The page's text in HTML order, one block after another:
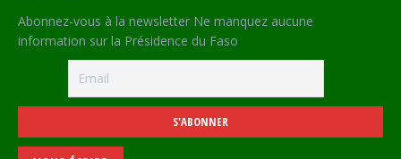
Abonnez-vous à la newsletter Ne manquez aucune
information sur la Présidence du Faso